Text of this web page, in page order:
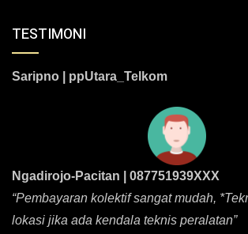
TESTIMONI
Saripno | ppUtara_Telkom
Ngadirojo-Pacitan | 087751939XXX
“Pembayaran kolektif sangat mudah,
lokasi jika ada kendala teknis peralatan”